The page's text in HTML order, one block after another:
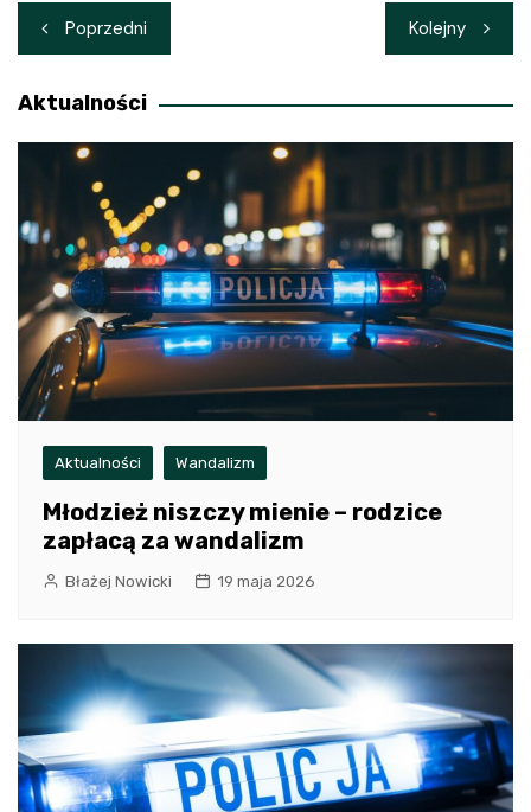
Nawigacja
wpisu
Poprzedni Kolejny
Aktualności
Aktualności Wandalizm
Młodzież niszczy mienie – rodzice
zapłacą za wandalizm
Błażej Nowicki 19 maja 2026